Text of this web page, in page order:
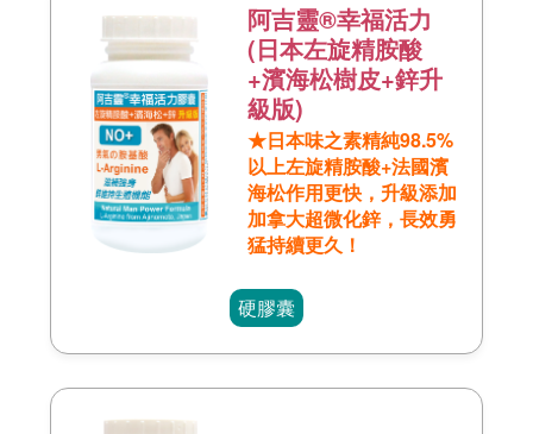
阿吉靈®幸福活力
(日本左旋精胺酸
+濱海松樹皮+鋅升
級版)
★日本味之素精純98.5%
以上左旋精胺酸+法國濱
海松作用更快，升級添加
加拿大超微化鋅，長效勇
猛持續更久！
硬膠囊